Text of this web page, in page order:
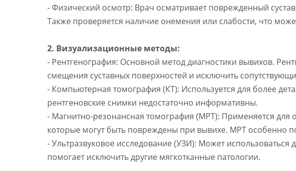
- Физический осмотр: Врач осматривает поврежденный
Также проверяется наличие онемения или слабости, что
2. Визуализационные методы:
- Рентгенография: Основной метод диагностики вывихов.
смещения суставных поверхностей и исключить
- Компьютерная томография (КТ): Используется для более
рентгеновские снимки недостаточно информативны.
- Магнитно-резонансная томография (МРТ): Применяется для
которые могут быть повреждены при вывихе. МРТ особенно
- Ультразвуковое исследование (УЗИ): Может использоваться
помогает исключить другие мягкотканные патологии.